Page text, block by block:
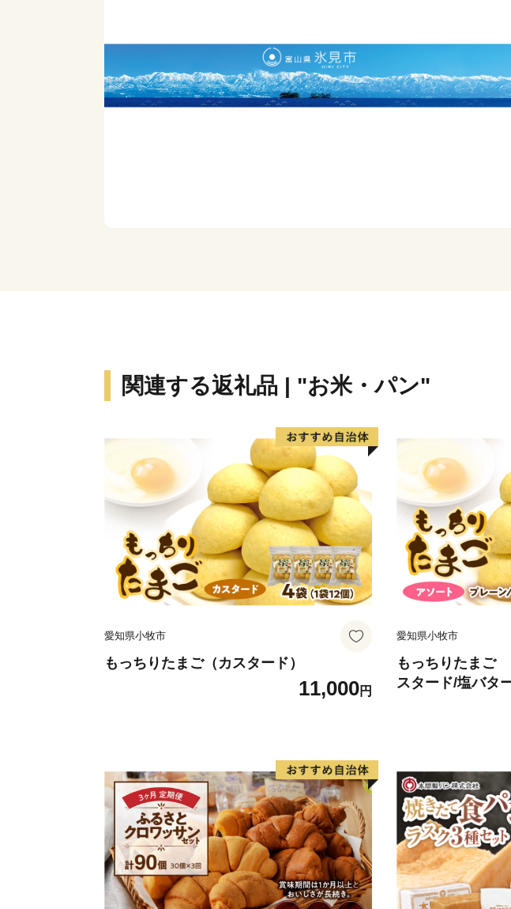
関連する返礼品 | "お米・パン"
愛知県小牧市
もっちりたまご（カスタード）
11,000円
愛知県小牧市
もっちりたまご
スタード/塩バタ